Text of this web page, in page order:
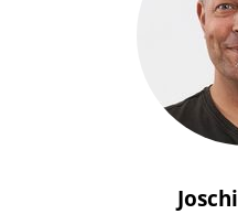
Joschi